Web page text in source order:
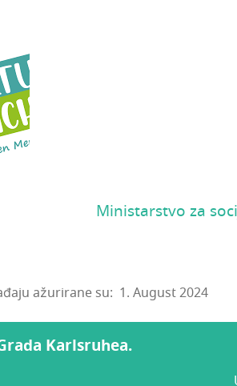
Ministarstvo za
ažurirane su: 1. August 2024
Karlsruhea.